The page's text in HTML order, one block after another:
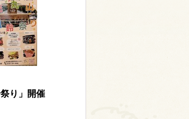
祭り」開催